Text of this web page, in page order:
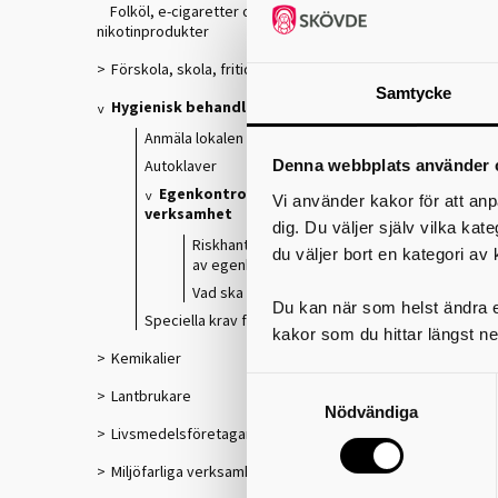
Samtycke
Denna webbplats använder
Vi använder kakor för att
dig. Du väljer själv vilka
du väljer bort en kategori av
Du kan när som helst ändra
kakor som du hittar längst
Nödvändiga
Folköl, e-cigaretter och tobaksfria
nikotinprodukter
Förskola, skola, fritids
Hygienisk behandling
Anmäla lokalen
Autoklaver
Egenkontroll- hygienisk
verksamhet
Riskhanteringsprocessen – en del
av egenkontrollen
Vad ska egenkontrollen innehålla?
Speciella krav för vissa lokaler
Kemikalier
Lantbrukare
Livsmedelsföretagare
Miljöfarliga verksamheter